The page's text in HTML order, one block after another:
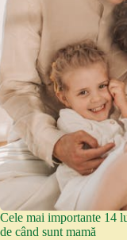
Cele mai importante 14
de când sunt mamă